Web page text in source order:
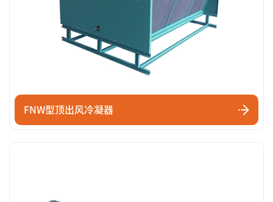
FNW型顶出风冷凝器